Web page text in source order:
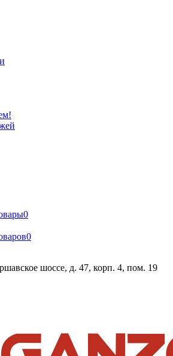
0
0
шоссе, д. 47, корп. 4, пом. 19